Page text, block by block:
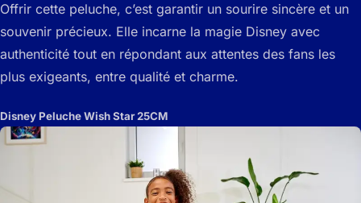
Offrir cette peluche, c’est garantir un sourire sincère et un
souvenir précieux. Elle incarne la magie Disney avec
authenticité tout en répondant aux attentes des fans les
plus exigeants, entre qualité et charme.
Disney Peluche Wish Star 25CM